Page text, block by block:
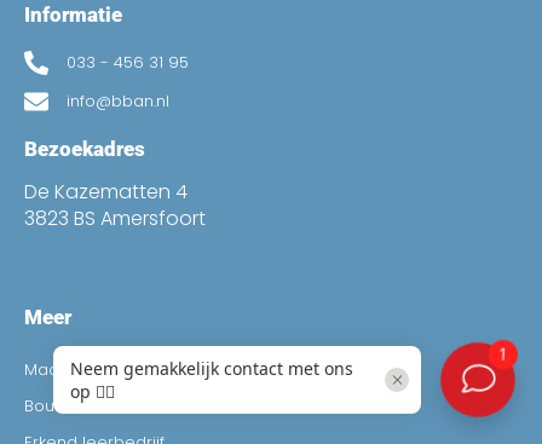
Informatie
033 - 456 31 95
info@bban.nl
Bezoekadres
De Kazematten 4
3823 BS Amersfoort
Meer
Maatschappelijk Verantwoord Ondernemen
Bouwmediation